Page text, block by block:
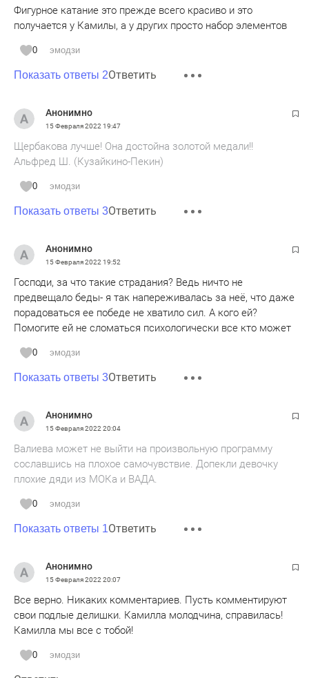
Фигурное катание это прежде всего красиво и это
получается у Камилы, а у других просто набор элементов
0 эмодзи
Показать ответы 2Ответить
Анонимно
15 Февраля 2022 19:47
Щербакова лучше! Она достойна золотой медали!!
Альфред Ш. (Кузайкино-Пекин)
0 эмодзи
Показать ответы 3Ответить
Анонимно
15 Февраля 2022 19:52
Господи, за что такие страдания? Ведь ничто не
предвещало беды- я так напереживалась за неё, что даже
порадоваться ее победе не хватило сил. А кого ей?
Помогите ей не сломаться психологически все кто может
0 эмодзи
Показать ответы 3Ответить
Анонимно
15 Февраля 2022 20:04
Валиева может не выйти на произвольную программу
сославшись на плохое самочувствие. Допекли девочку
плохие дяди из МОКа и ВАДА.
0 эмодзи
Показать ответы 1Ответить
Анонимно
15 Февраля 2022 20:07
Все верно. Никаких комментариев. Пусть комментируют
свои подлые делишки. Камилла молодчина, справилась!
Камилла мы все с тобой!
0 эмодзи